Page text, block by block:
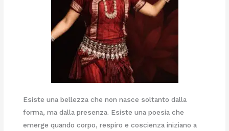
Esiste una bellezza che non nasce soltanto dalla
forma, ma dalla presenza. Esiste una poesia che
emerge quando corpo, respiro e coscienza iniziano a